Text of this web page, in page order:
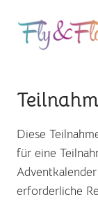
Inhalt
springen
Diese
für eine
erforderliche